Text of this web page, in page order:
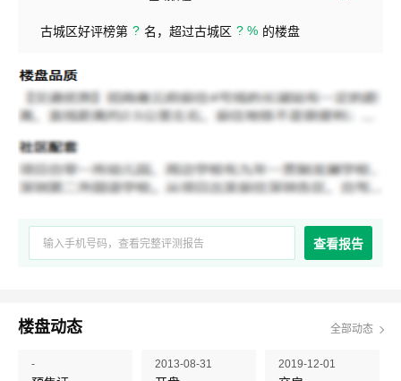
古城区好评榜第 ? 名，超过古城区 ? % 的楼盘
查看报告
楼盘动态 全部动态
- 2013-08-31 2019-12-01